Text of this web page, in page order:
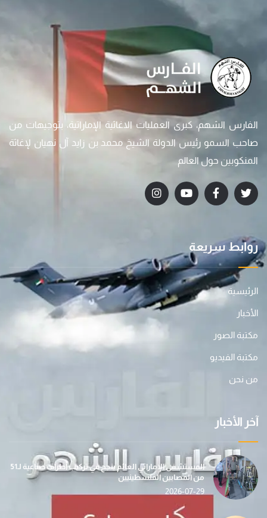
الفارس الشهم، كبرى العمليات الاغاثية الإماراتية، بتوجيهات من
صاحب السمو رئيس الدولة الشيخ محمد بن زايد آل نهيان لإغاثة
المنكوبين حول العالم
روابط سريعة
الرئيسية
الأخبار
مكتبة الصور
مكتبة الفيديو
من نحن
آخر الأخبار
المستشفى الإماراتي العائم ينجح في تركيب أطراف صناعية لـ51
من المصابين الفلسطينيين
2026-07-29